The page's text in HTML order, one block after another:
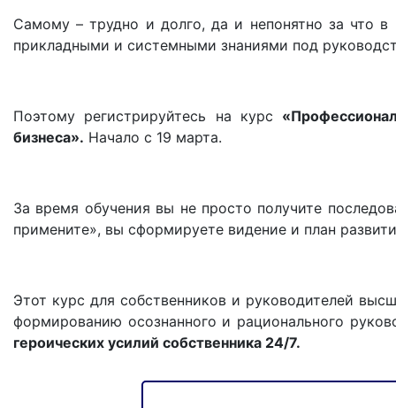
Самому – трудно и долго, да и непонятно за что в
прикладными и системными знаниями под
Поэтому регистрируйтесь на курс
бизнеса». Начало с 19 марта.
За время обучения вы не просто получите
примените», вы сформируете видение и план
Этот курс для собственников и руководителей
формированию осознанного и рационального
героических усилий собственника 24/7.